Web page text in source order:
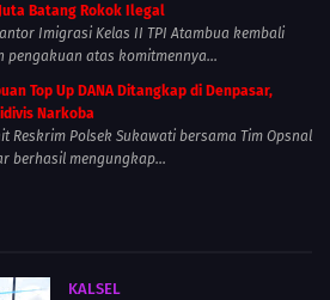
Batang Rokok Ilegal
Imigrasi Kelas II TPI Atambua kembali
pengakuan atas komitmennya...
Top Up DANA Ditangkap di Denpasar,
Narkoba
Reskrim Polsek Sukawati bersama Tim Opsnal
berhasil mengungkap...
KALSEL